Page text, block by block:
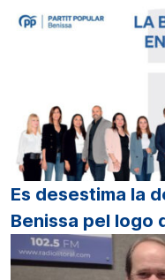
Es desestima la
Benissa pel logo